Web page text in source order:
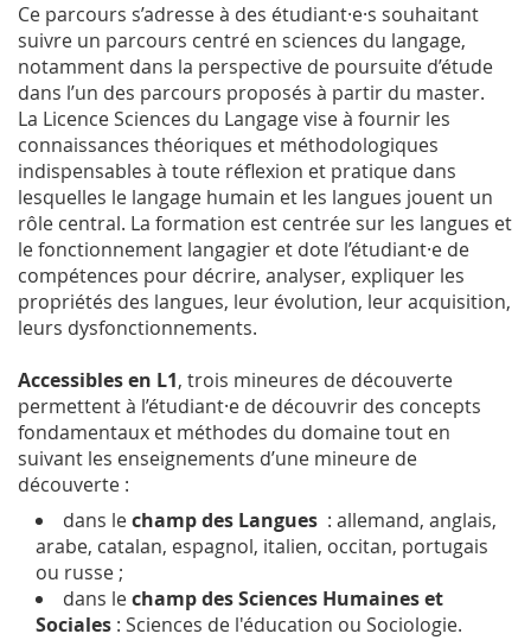
Ce parcours s’adresse à des étudiant·e·s souhaitant
suivre un parcours centré en sciences du langage,
notamment dans la perspective de poursuite d’étude
dans l’un des parcours proposés à partir du master.
La Licence Sciences du Langage vise à fournir les
connaissances théoriques et méthodologiques
indispensables à toute réflexion et pratique dans
lesquelles le langage humain et les langues jouent un
rôle central. La formation est centrée sur les langues et
le fonctionnement langagier et dote l’étudiant·e de
compétences pour décrire, analyser, expliquer les
propriétés des langues, leur évolution, leur acquisition,
leurs dysfonctionnements.
Accessibles en L1, trois mineures de découverte
permettent à l’étudiant·e de découvrir des concepts
fondamentaux et méthodes du domaine tout en
suivant les enseignements d’une mineure de
découverte :
dans lechamp des Langues : allemand, anglais,
arabe, catalan, espagnol, italien, occitan, portugais
ou russe ;
dans lechamp des Sciences Humaines et
Sociales : Sciences de l'éducation ou Sociologie.